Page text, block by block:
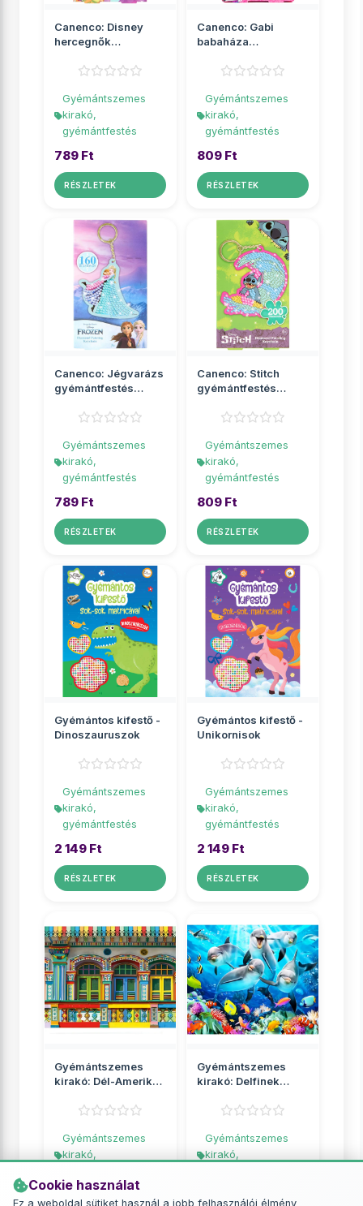
Cookie használat
Ez a weboldal sütiket használ a jobb felhasználói élmény
Canenco: Disney
hercegnők
kulcstartó
Gyémántszemes
kirakó,
gyémántfestés
789 Ft
RÉSZLETEK
Canenco: Gabi
babaháza
kulcstartó
Gyémántszemes
kirakó,
gyémántfestés
809 Ft
RÉSZLETEK
Canenco: Jégvarázs
gyémántfestés
Gyémántszemes
kirakó,
gyémántfestés
789 Ft
RÉSZLETEK
Canenco: Stitch
gyémántfestés
Gyémántszemes
kirakó,
gyémántfestés
809 Ft
RÉSZLETEK
Gyémántos kifestő -
Dinoszauruszok
Gyémántszemes
kirakó,
gyémántfestés
2 149 Ft
RÉSZLETEK
Gyémántos kifestő -
Unikornisok
Gyémántszemes
kirakó,
gyémántfestés
2 149 Ft
RÉSZLETEK
Gyémántszemes
kirakó: Dél-Amerika
gyémántfest�...
Gyémántszemes
kirakó,
2 799 Ft
Gyémántszemes
kirakó: Delfinek
40x5...
Gyémántszemes
kirakó,
3 490 Ft